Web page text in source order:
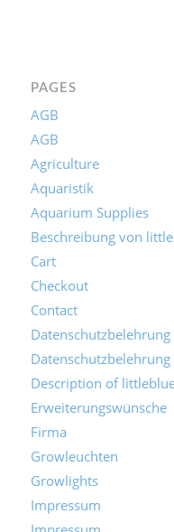
PAGES
AGB
AGB
Agriculture
Aquaristik
Aquarium Supplies
Beschreibung von
Cart
Checkout
Contact
Datenschutzbelehrung
Datenschutzbelehrung
Description of
Erweiterungswünsche
Firma
Growleuchten
Growlights
Impressum